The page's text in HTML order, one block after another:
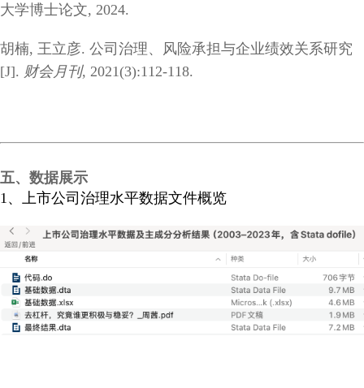
大学博士论文, 2024.
胡楠, 王立彦. 公司治理、风险承担与企业绩效关系研究
[J]. 财会月刊, 2021(3):112-118.
五、数据展示
1、上市公司治理水平数据文件概览